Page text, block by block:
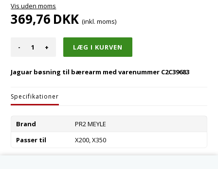
Vis uden moms
369,76 DKK (inkl. moms)
- +
Jaguar bøsning til bærearm med varenummer C2C39683
Specifikationer
Brand
PR2 MEYLE
Passer til
X200, X350